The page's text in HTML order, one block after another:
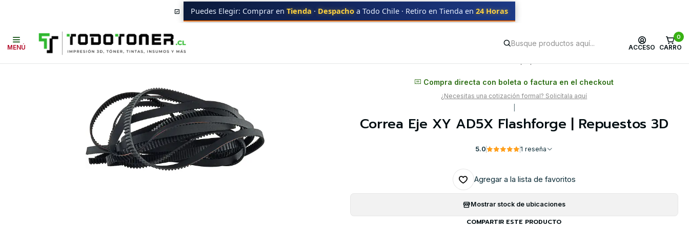
MENÚ ACCESO
0
CARRO
Puedes Elegir: Comprar en Tienda · Despacho a Todo Chile · Retiro en Tienda en 24 Horas
Correa Eje XY AD5X Flashforge | Repuestos 3D
Compra directa con boleta o factura en el checkout
¿Necesitas una cotización formal? Solicítala aquí
Correa Eje XY AD5X Flashforge | Repuestos 3D
5.0 1 reseña
Agregar a la lista de favoritos
Mostrar stock de ubicaciones
COMPARTIR ESTE PRODUCTO